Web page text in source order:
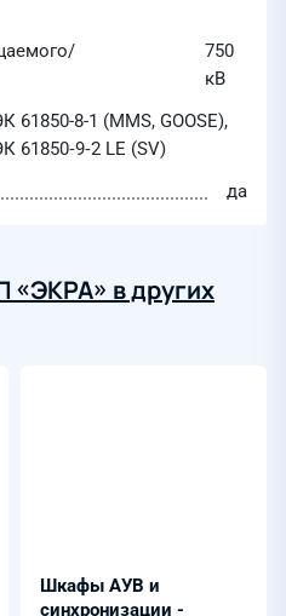
750
кВ
61850-8-1 (MMS, GOOSE),
61850‑9‑2 LE (SV)
да
в других
Шкафы АУВ и
синхронизации -